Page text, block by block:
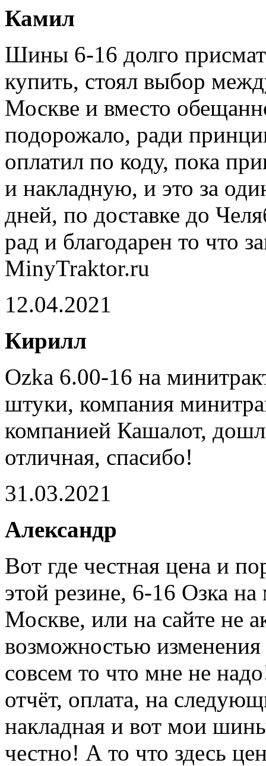
Камил
Шины 6-16 долго
купить, стоял выбор
Москве и вместо
подорожало, ради
оплатил по коду, пока
и накладную, и это за
дней, по доставке до
рад и благодарен то что
MinyTraktor.ru
12.04.2021
Кирилл
Ozka 6.00-16 на
штуки, компания
компанией Кашалот,
отличная, спасибо!
31.03.2021
Александр
Вот где честная цена и
этой резине, 6-16 Озка
Москве, или на сайте не
возможностью
совсем то что мне не
отчёт, оплата, на
накладная и вот мои
честно! А то что здесь